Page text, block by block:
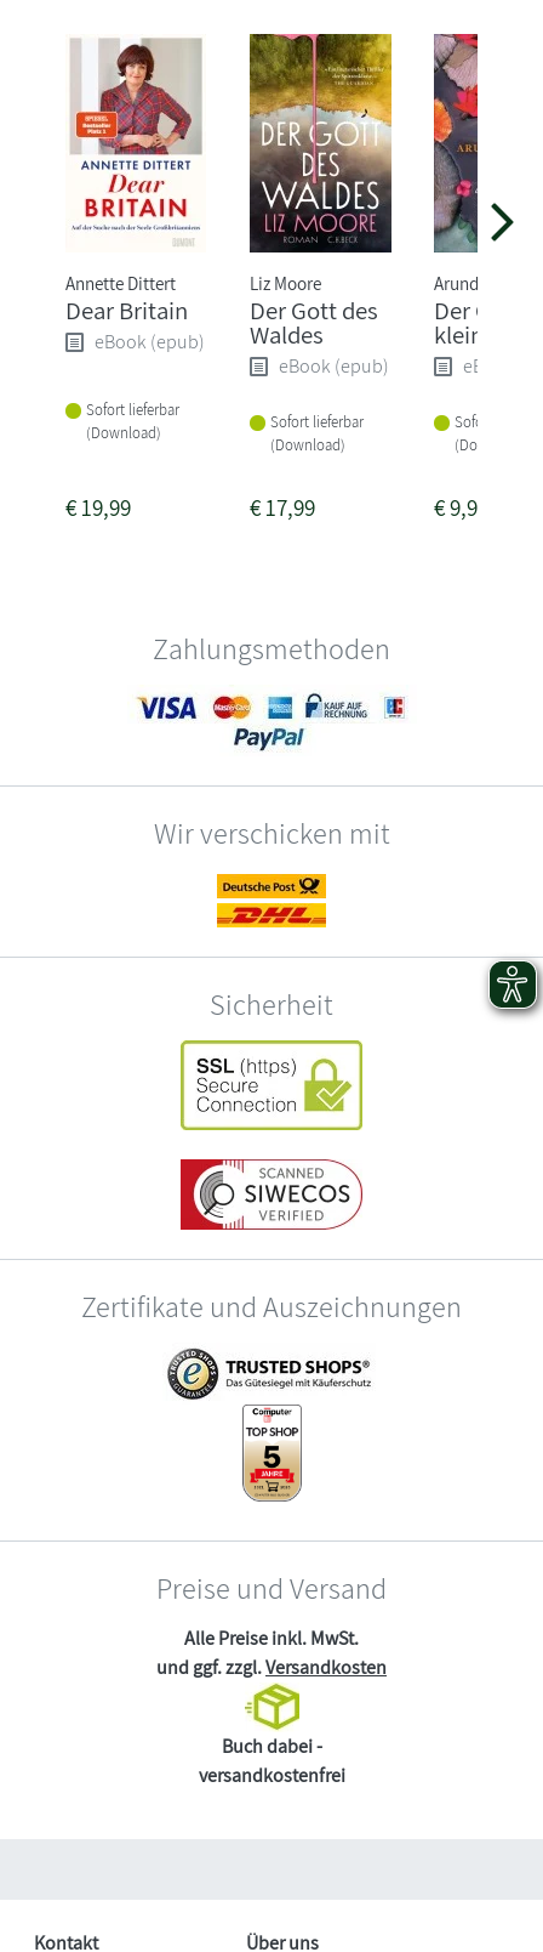
Annette Dittert
Dear Britain
eBook (epub)
Sofort lieferbar
(Download)
€19,99
Liz Moore
Der Gott des
Waldes
eBook (epub)
Sofort lieferbar
(Download)
€17,99
Arundhati Roy
Der Gott
kleinen
eBook
Sofort
(Download)
€9,99
Zahlungsmethoden
Wir verschicken mit
Sicherheit
Zertifikate und Auszeichnungen
Preise und Versand
Alle Preise inkl. MwSt.
und ggf. zzgl.Versandkosten
Buch dabei -
versandkostenfrei
Kontakt Über uns